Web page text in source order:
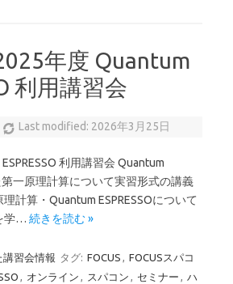
年度 Quantum
利用講習会
Last modified: 2026年3月25日
利用講習会 Quantum
第一原理計算について実習形式の講義
計算・Quantum ESPRESSOについて
学… 続きを読む »
講習会情報 タグ: FOCUS , FOCUSスパコ
, オンライン , スパコン , セミナー , ハ